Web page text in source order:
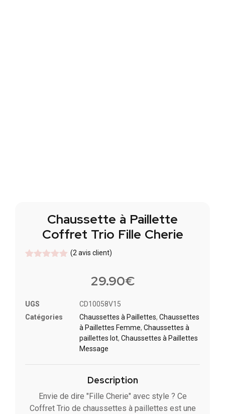
Chaussette à Paillette
Coffret Trio Fille Cherie
(2 avis client)
29.90€
UGS
CD10058V15
Catégories
Chaussettes à Paillette​s, Chaussettes
à Paillettes Femme, Chaussettes à
paillettes lot​, Chaussettes à Paillettes
Message​
Description
Envie de dire "Fille Cherie" avec style ? Ce
Coffret Trio de chaussettes à paillettes est une